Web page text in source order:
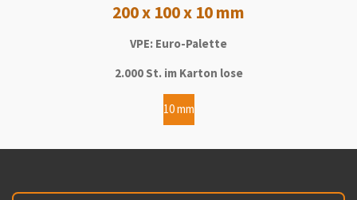
200 x 100 x 10 mm
VPE: Euro-Palette
2.000 St. im Karton lose
10 mm